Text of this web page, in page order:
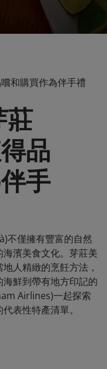
和購買作為伴手禮
莊
品
手
不僅擁有豐富的自然
濱美食文化。芽莊美
人精緻的烹飪方法，
鮮到帶有地方印記的
Airlines)一起探索
表性特產清單。